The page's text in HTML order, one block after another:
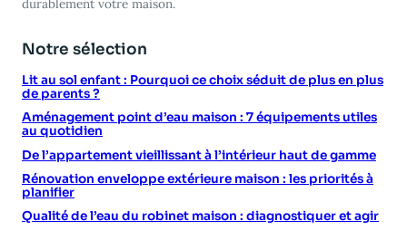
durablement votre maison.
Notre sélection
Lit au sol enfant : Pourquoi ce choix séduit de plus en plus
de parents ?
Aménagement point d’eau maison : 7 équipements utiles
au quotidien
De l’appartement vieillissant à l’intérieur haut de gamme
Rénovation enveloppe extérieure maison : les priorités à
planifier
Qualité de l’eau du robinet maison : diagnostiquer et agir